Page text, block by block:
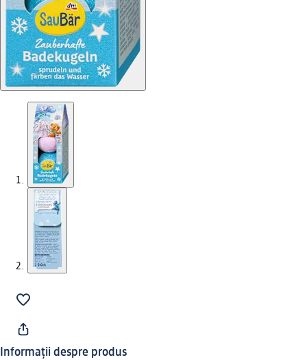
Informații despre produs